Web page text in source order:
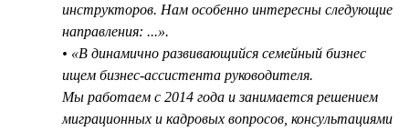
инструкторов. Нам особенно интересны следующие
направления: ...».
• «В динамично развивающийся семейный бизнес
ищем бизнес-ассистента руководителя.
Мы работаем с 2014 года и занимается решением
миграционных и кадровых вопросов, консультациями